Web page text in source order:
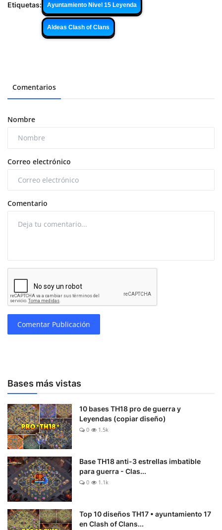
Etiquetas: Ayuntamiento Nivel 15 Leyenda
Aldeas Clash of Clans
Comentarios
Nombre
Correo electrónico
Comentario
Comentar Publicación
Bases más vistas
10 bases TH18 pro de guerra y
Leyendas (copiar diseño)
0 1.5k
Base TH18 anti-3 estrellas imbatible
para guerra - Clas...
0 1.1k
Top 10 diseños TH17 • ayuntamiento 17
en Clash of Clans...